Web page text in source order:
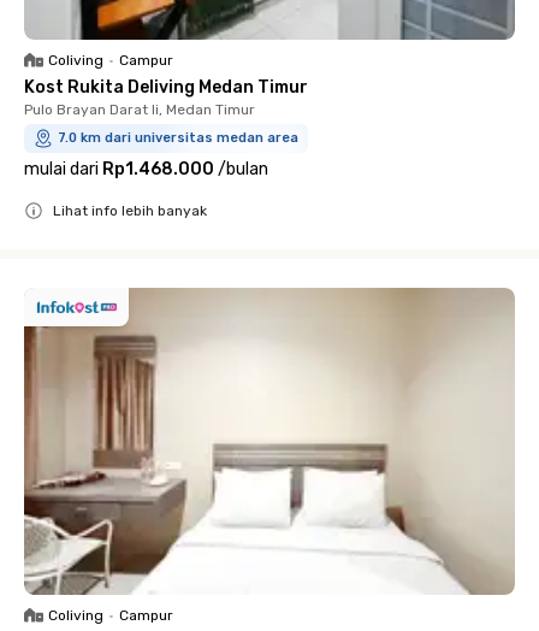
Coliving • Campur
Kost Rukita Deliving Medan Timur
Pulo Brayan Darat Ii, Medan Timur
7.0 km dari universitas medan area
mulai dari Rp1.468.000 /bulan
Lihat info lebih banyak
Coliving • Campur